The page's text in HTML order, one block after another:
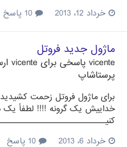
خرداد 12، 2013
ماژول جدید فروتل
vicente پاسخی برای vicente
پرستاشاپ
خداییش یک گرونه !!!! لطفاً یک
خرداد 6، 2013